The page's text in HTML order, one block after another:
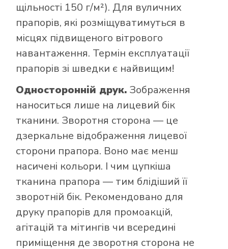
щільності 150 г/м²). Для вуличних
прапорів, які розміщуватимуться в
місцях підвищеного вітрового
навантаження. Термін експлуатації
прапорів зі шведки є найвищим!
Односторонній друк. Зображення
наноситься лише на лицевий бік
тканини. Зворотня сторона — це
дзеркальне відображення лицевої
сторони прапора. Воно має менш
насичені кольори. І чим цупкіша
тканина прапора — тим блідіший її
зворотній бік. Рекомендовано для
друку прапорів для промоакцій,
агітацій та мітингів чи всередині
приміщення де зворотня сторона не